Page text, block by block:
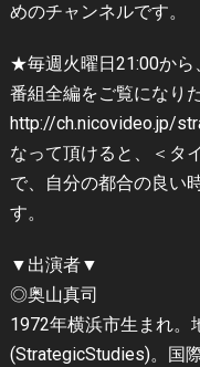
めのチャンネルです。
★毎週火曜日21:00から
番組全編をご覧になり
http://ch.nicovideo.jp/
なって頂けると、＜タ
で、自分の都合の良い
す。
▼出演者▼
◎奥山真司
1972年横浜市生まれ。
(StrategicStudies)。国